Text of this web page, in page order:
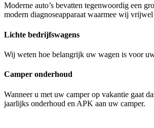
Moderne auto’s bevatten tegenwoordig een
modern diagnoseapparaat waarmee wij
Lichte bedrijfswagens
Wij weten hoe belangrijk uw wagen is voor
Camper onderhoud
Wanneer u met uw camper op vakantie gaat
jaarlijks onderhoud en APK aan uw camper.